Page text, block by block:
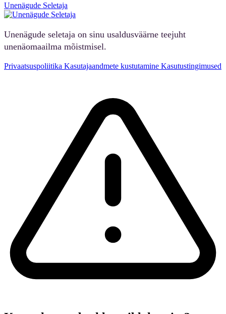
Unenägude Seletaja
Unenägude seletaja on sinu usaldusväärne teejuht
unenäomaailma mõistmisel.
Privaatsuspoliitika Kasutajaandmete kustutamine Kasutustingimused